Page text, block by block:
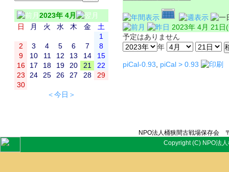
2023年 4月
日
月 火 水 木 金
土
1
2
3 4 5 6 7
8
9
10 11 12 13 14
15
16
17 18 19 20 21
22
23
24 25 26 27 28
29
30
＜今日＞
2023年 4月 21日
予定はありません
年
piCal-0.93, piCal > 0.93
NPO法人桶狭間古戦場保存
Copyright (C) NPO法